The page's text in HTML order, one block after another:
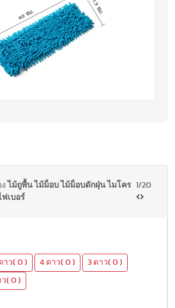
ไม้ถูพื้น ไม้ม็อบ ไม้ม็อบดักฝุ่น ไมโคร
ฟเบอร์
1/20
าว( 0 ) 4 ดาว( 0 ) 3 ดาว( 0 )
ว( 0 )